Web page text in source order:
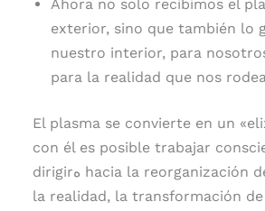
Ahora no solo recibimos el
exterior, sino que también lo
nuestro interior, para
para la realidad que nos
El plasma se convierte en un
con él es posible trabajar
dirigirه hacia la reorganización de la materia, de
la realidad, la transformación